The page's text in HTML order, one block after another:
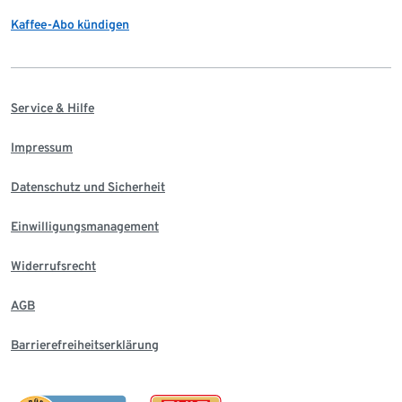
Kaffee-Abo kündigen
Service & Hilfe
Impressum
Datenschutz und Sicherheit
Einwilligungsmanagement
Widerrufsrecht
AGB
Barrierefreiheitserklärung